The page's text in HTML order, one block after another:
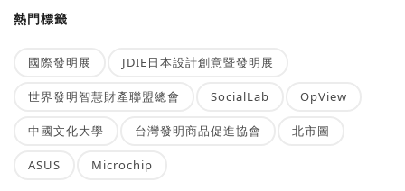
熱門標籤
國際發明展 JDIE日本設計創意暨發明展
世界發明智慧財產聯盟總會 SocialLab OpView
中國文化大學 台灣發明商品促進協會 北市圖
ASUS Microchip